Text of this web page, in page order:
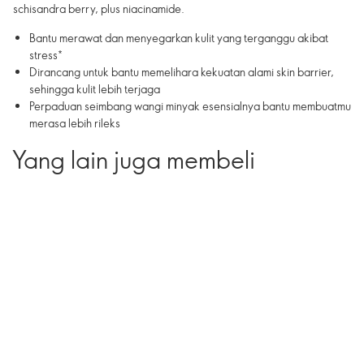
schisandra berry, plus niacinamide.
Bantu merawat dan menyegarkan kulit yang terganggu akibat
stress*
Dirancang untuk bantu memelihara kekuatan alami skin barrier,
sehingga kulit lebih terjaga
Perpaduan seimbang wangi minyak esensialnya bantu membuatmu
merasa lebih rileks
Yang lain juga membeli